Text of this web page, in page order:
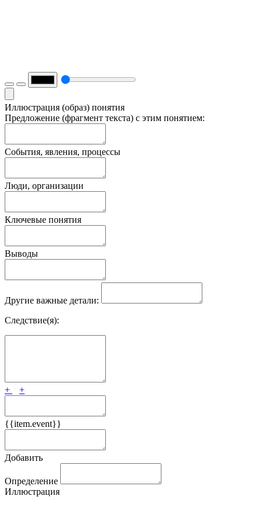
Иллюстрация (образ) понятия
Предложение (фрагмент текста) с этим понятием:
События, явления, процессы
Люди, организации
Ключевые понятия
Выводы
Другие важные детали:
Следствие(я):
+ +
{{item.event}}
Добавить
Определение
Иллюстрация